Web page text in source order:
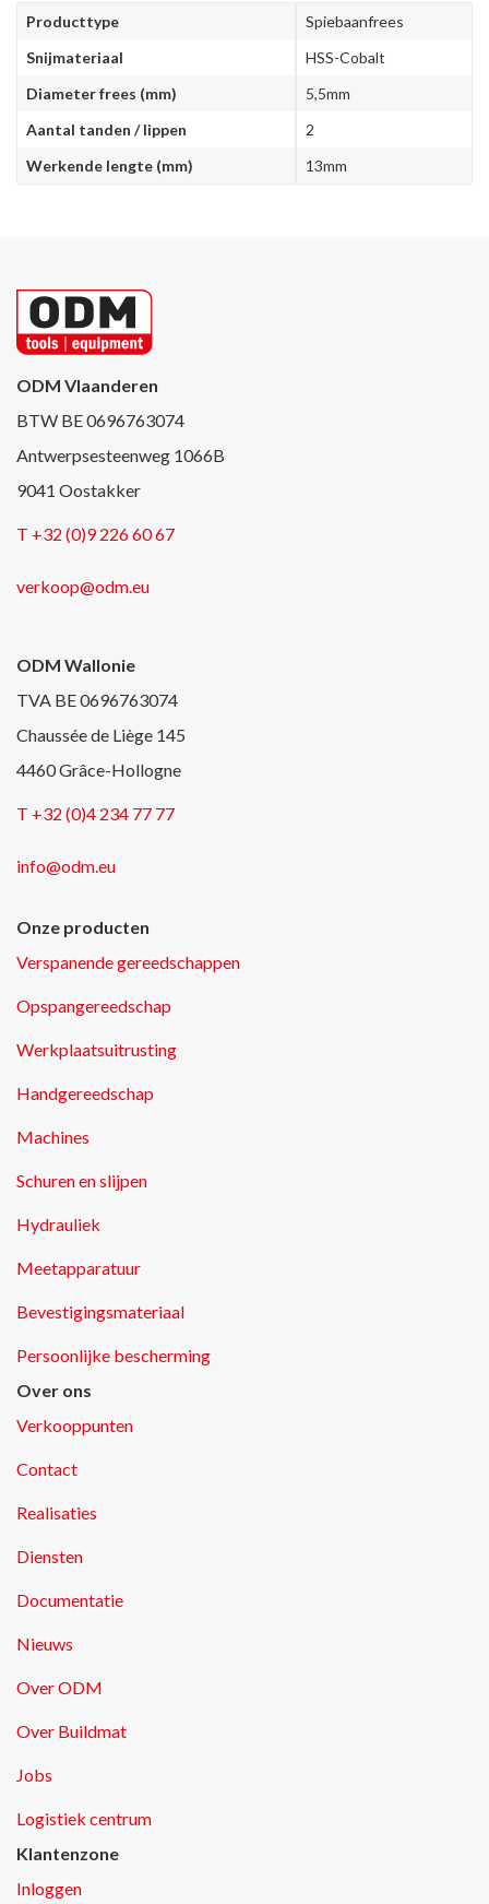
Producttype
Spiebaanfrees
Snijmateriaal
HSS-Cobalt
Diameter frees (mm)
5,5mm
Aantal tanden / lippen
2
Werkende lengte (mm)
13mm
ODM Vlaanderen
BTW BE 0696763074
Antwerpsesteenweg 1066B
9041 Oostakker
T +32 (0)9 226 60 67
verkoop@odm.eu
ODM Wallonie
TVA BE 0696763074
Chaussée de Liège 145
4460 Grâce-Hollogne
T +32 (0)4 234 77 77
info@odm.eu
Onze producten
Verspanende gereedschappen
Opspangereedschap
Werkplaatsuitrusting
Handgereedschap
Machines
Schuren en slijpen
Hydrauliek
Meetapparatuur
Bevestigingsmateriaal
Persoonlijke bescherming
Over ons
Verkooppunten
Contact
Realisaties
Diensten
Documentatie
Nieuws
Over ODM
Over Buildmat
Jobs
Logistiek centrum
Klantenzone
Inloggen